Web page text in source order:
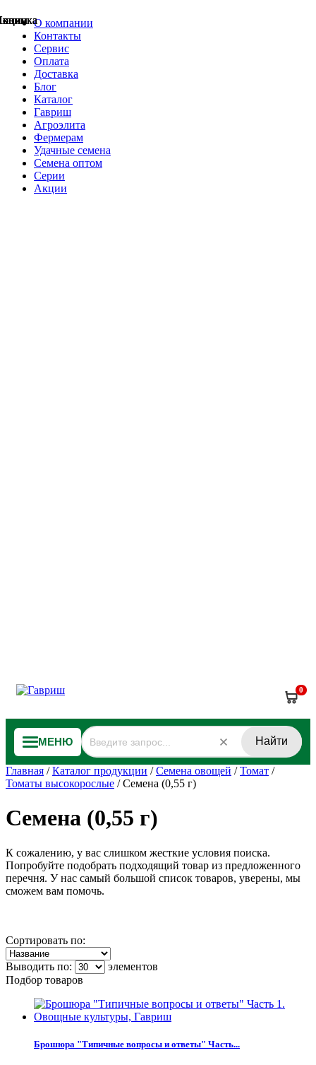
О компании
Контакты
Сервис
Оплата
Доставка
Блог
Каталог
Гавриш
Агроэлита
Фермерам
Удачные семена
Семена оптом
Серии
Акции
0
МЕНЮ Найти
Главная /Каталог продукции /Семена овощей /Томат /
Томаты высокорослые /Семена (0,55 г)
Семена (0,55 г)
К сожалению, у вас слишком жесткие условия поиска.
Попробуйте подобрать подходящий товар из предложенного
перечня. У нас самый большой список товаров, уверены, мы
сможем вам помочь.
Сортировать по:
Выводить по:
элементов
Подбор товаров
Брошюра "Типичные вопросы и ответы" Часть...